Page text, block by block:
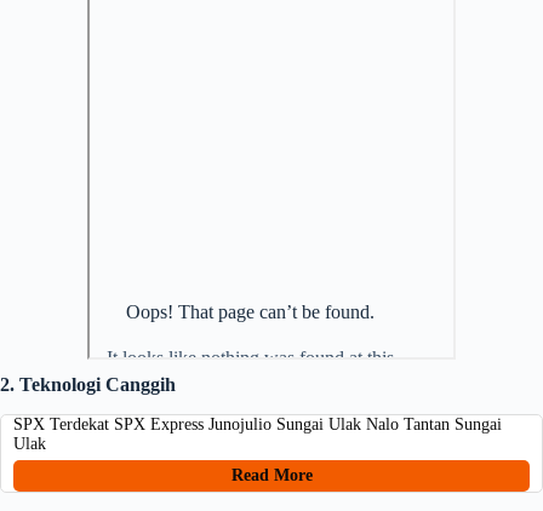
2. Teknologi Canggih
SPX Terdekat SPX Express Junojulio Sungai Ulak Nalo Tantan Sungai
Ulak
Read More